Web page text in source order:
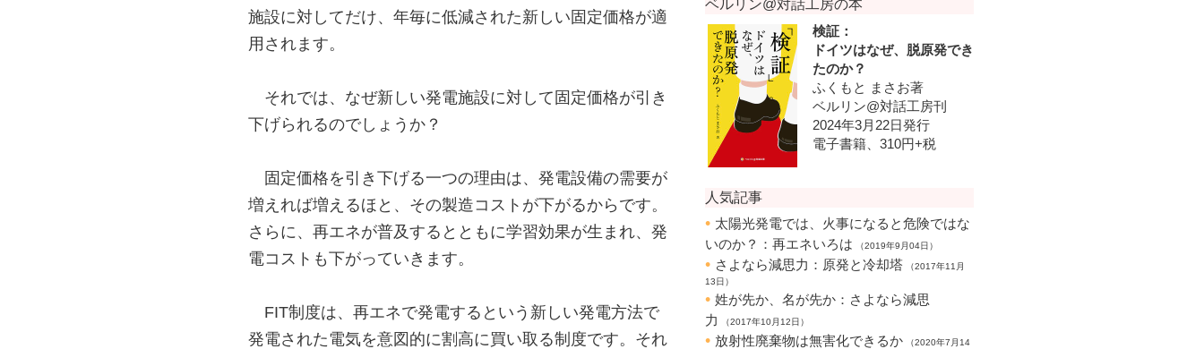
施設に対してだけ、年毎に低減された新しい固定価格が適
用されます。
それでは、なぜ新しい発電施設に対して固定価格が引き
下げられるのでしょうか？
固定価格を引き下げる一つの理由は、発電設備の需要が
増えれば増えるほと、その製造コストが下がるからです。
さらに、再エネが普及するとともに学習効果が生まれ、発
電コストも下がっていきます。
FIT制度は、再エネで発電するという新しい発電方法で
発電された電気を意図的に割高に買い取る制度です。それ